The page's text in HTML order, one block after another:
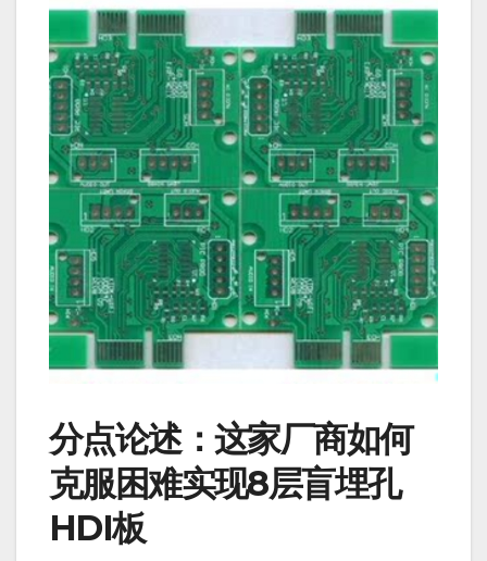
分点论述：这家厂商如何
克服困难实现8层盲埋孔
HDI板